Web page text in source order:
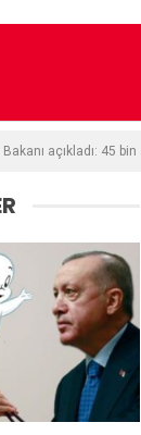
Bakanı açıkladı: 45